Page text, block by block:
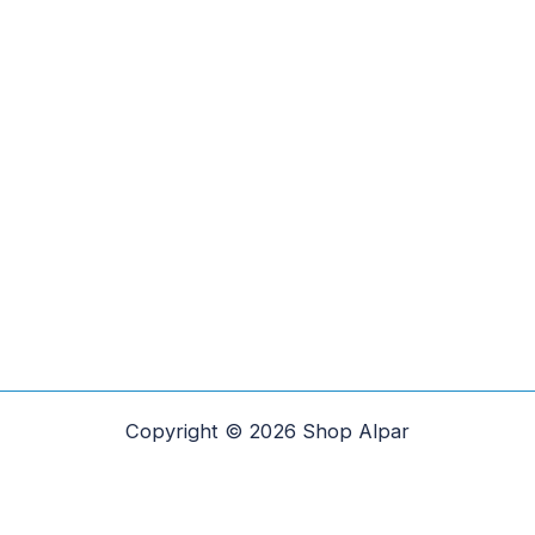
Copyright © 2026 Shop Alpar